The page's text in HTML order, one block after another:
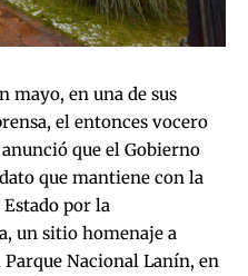
mayo, en una de sus
el entonces vocero
que el Gobierno
que mantiene con la
por la
un sitio homenaje a
Parque Nacional Lanín, en